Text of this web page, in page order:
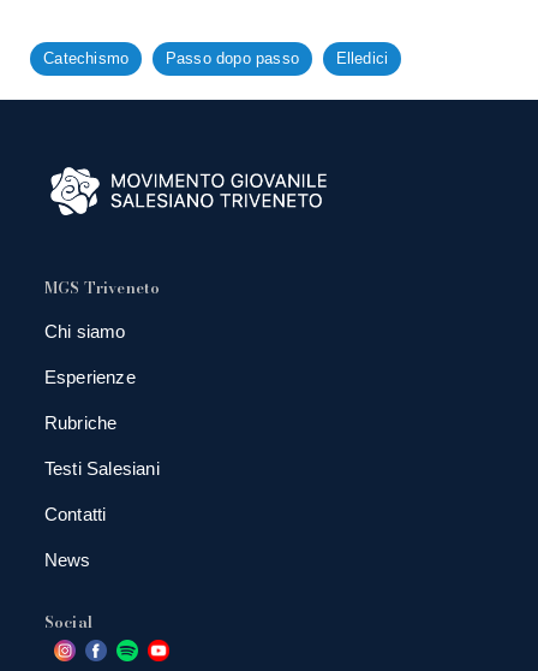
Catechismo Passo dopo passo Elledici
MGS Triveneto
Chi siamo
Esperienze
Rubriche
Testi Salesiani
Contatti
News
Social